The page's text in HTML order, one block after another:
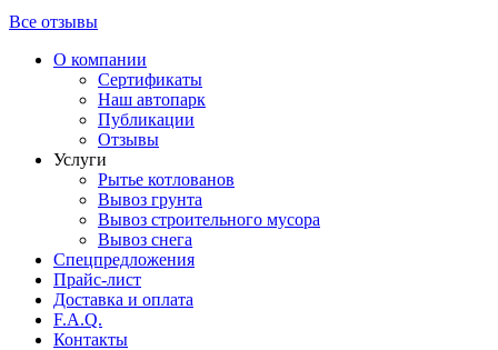
Все отзывы
О компании
Сертификаты
Наш автопарк
Публикации
Отзывы
Услуги
Рытье котлованов
Вывоз грунта
Вывоз строительного мусора
Вывоз снега
Спецпредложения
Прайс-лист
Доставка и оплата
F.A.Q.
Контакты